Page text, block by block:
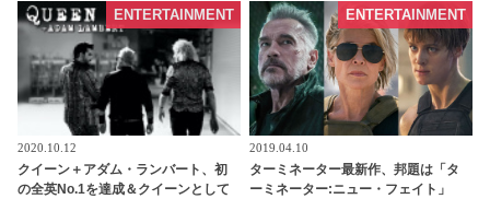
tvgroove
2020.10.12
クイーン＋アダム・ランバート、初
の全英No.1を達成＆クイーンとして
ENTERTAINMENT
2019.04.10
ターミネーター最新作、邦題は「タ
ーミネーター:ニュー・フェイト」
ENTERTAINMENT